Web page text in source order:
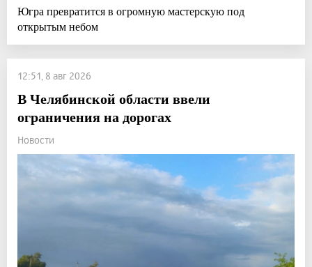
Югра превратится в огромную мастерскую под
открытым небом
12:51, 8 авг 2026
В Челябинской области ввели
ограничения на дорогах
Новости